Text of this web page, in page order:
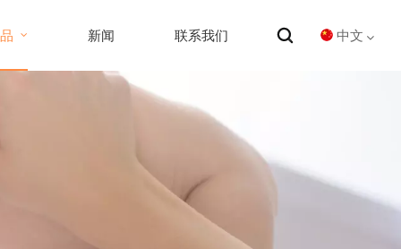
新闻 联系我们 中文
Español